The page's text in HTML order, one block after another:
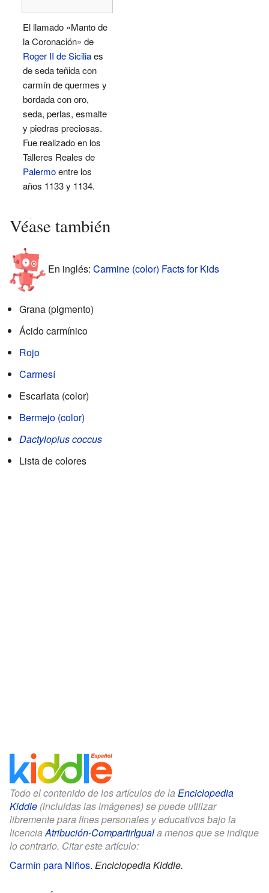
El llamado «Manto de
la Coronación» de
Roger II de Siciliaes
de seda teñida con
carmín de quermes y
bordada con oro,
seda, perlas, esmalte
y piedras preciosas.
Fue realizado en los
Talleres Reales de
Palermoentre los
años 1133 y 1134.
Véase también
En inglés: Carmine (color) Facts for Kids
Grana (pigmento)
Ácido carmínico
Rojo
Carmesí
Escarlata (color)
Bermejo (color)
Dactylopius coccus
Lista de colores
Todo el contenido de los artículos de la Enciclopedia
Kiddle (incluidas las imágenes) se puede utilizar
libremente para fines personales y educativos bajo la
licenciaAtribución-CompartirIguala menos que se indique
lo contrario. Citar este artículo:
Carmín para Niños. Enciclopedia Kiddle.